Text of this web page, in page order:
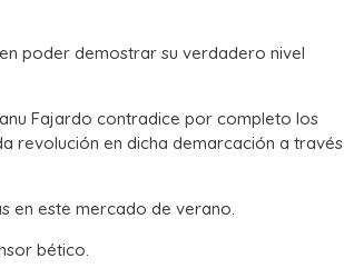
poder demostrar su verdadero nivel
Fajardo contradice por completo los
revolución en dicha demarcación a través
en este mercado de verano.
bético.